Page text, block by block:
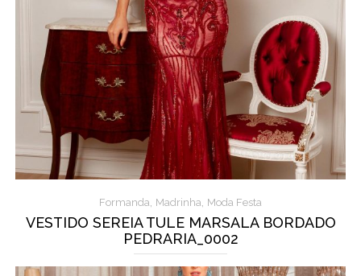
Formanda, Madrinha, Moda Festa
VESTIDO SEREIA TULE MARSALA BORDADO
PEDRARIA_0002